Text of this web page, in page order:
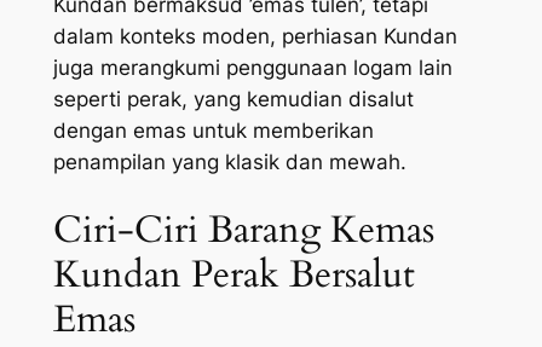
dalam konteks moden, perhiasan Kundan
juga merangkumi penggunaan logam lain
seperti perak, yang kemudian disalut
dengan emas untuk memberikan
penampilan yang klasik dan mewah.
Ciri-Ciri Barang Kemas
Kundan Perak Bersalut
Emas